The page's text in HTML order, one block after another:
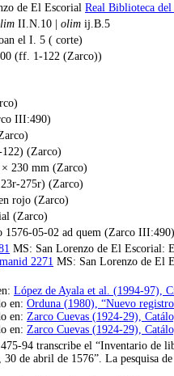
de El Escorial Real Biblioteca
II.N.10 | olim ij.B.5
el I. 5 ( corte)
(ff. 1-122 (Zarco))
III:490)
(Zarco)
230 mm (Zarco)
275r) (Zarco)
rojo (Zarco)
(Zarco)
1576-05-02 ad quem (Zarco III:490)
MS: San Lorenzo de El Escorial:
manid 2271 MS: San Lorenzo de El
López de Ayala et al. (1994-97),
en: Orduna (1980), “Nuevo
en: Zarco Cuevas (1924-29),
en: Zarco Cuevas (1924-29),
94 transcribe el “Inventario de
30 de abril de 1576”. La pesquisa